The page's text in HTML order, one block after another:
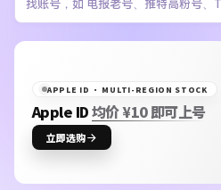
APPLE ID · MULTI-REGION STOCK
Apple ID均价 ¥10 即可上号
立即选购